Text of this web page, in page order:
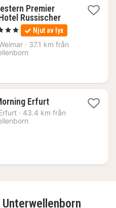
Premier
Russischer
Njut av lyx
· 37.1 km från
Erfurt1
natt
· 43.4 km från